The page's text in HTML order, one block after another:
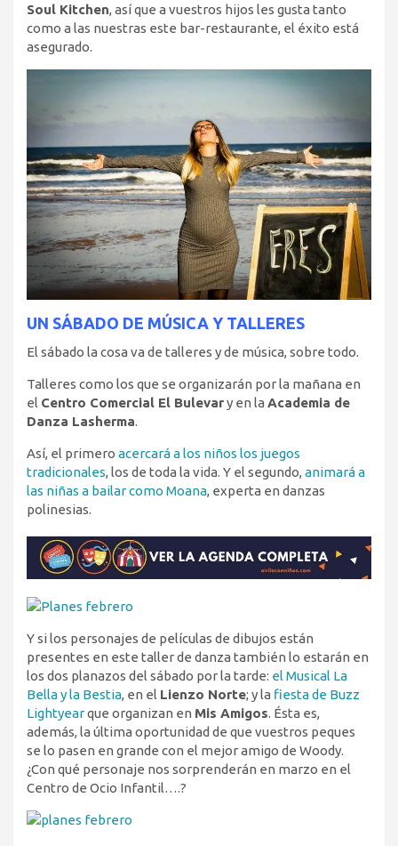
Soul Kitchen, así que a vuestros hijos les gusta tanto
como a las nuestras este bar-restaurante, el éxito está
asegurado.
UN SÁBADO DE MÚSICA Y TALLERES
El sábado la cosa va de talleres y de música, sobre todo.
Talleres como los que se organizarán por la mañana en
el Centro Comercial El Bulevary en la Academia de
Danza Lasherma.
Así, el primero acercará a los niños los juegos
tradicionales, los de toda la vida. Y el segundo, animará a
las niñas a bailar como Moana, experta en danzas
polinesias.
Y si los personajes de películas de dibujos están
presentes en este taller de danza también lo estarán en
los dos planazos del sábado por la tarde: el Musical La
Bella y la Bestia, en el Lienzo Norte; y la fiesta de Buzz
Lightyearque organizan en Mis Amigos. Ésta es,
además, la última oportunidad de que vuestros peques
se lo pasen en grande con el mejor amigo de Woody.
¿Con qué personaje nos sorprenderán en marzo en el
Centro de Ocio Infantil….?